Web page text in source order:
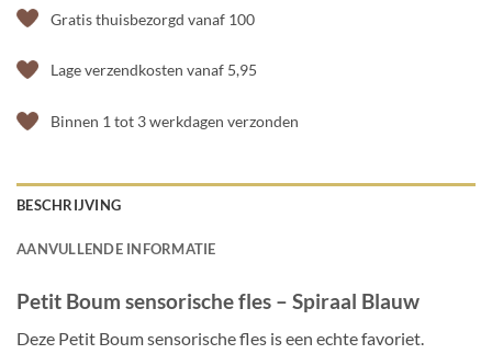
Gratis thuisbezorgd vanaf 100
Lage verzendkosten vanaf 5,95
Binnen 1 tot 3 werkdagen verzonden
BESCHRIJVING
AANVULLENDE INFORMATIE
Petit Boum sensorische fles – Spiraal Blauw
Deze Petit Boum sensorische fles is een echte favoriet.